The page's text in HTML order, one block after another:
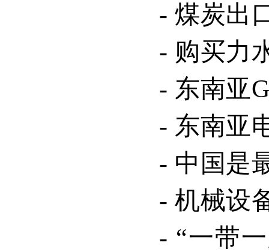
- 煤炭出
- 购买力
- 东南亚
- 东南亚
- 中国是
- 机械设
- “一带